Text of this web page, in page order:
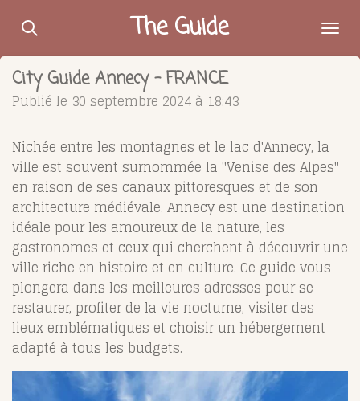
Passer
contenu
principal
The Guide
City Guide Annecy - FRANCE
Publié le 30 septembre 2024 à 18:43
Nichée entre les montagnes et le lac d'Annecy, la
ville est souvent surnommée la "Venise des Alpes"
en raison de ses canaux pittoresques et de son
architecture médiévale. Annecy est une destination
idéale pour les amoureux de la nature, les
gastronomes et ceux qui cherchent à découvrir une
ville riche en histoire et en culture. Ce guide vous
plongera dans les meilleures adresses pour se
restaurer, profiter de la vie nocturne, visiter des
lieux emblématiques et choisir un hébergement
adapté à tous les budgets.